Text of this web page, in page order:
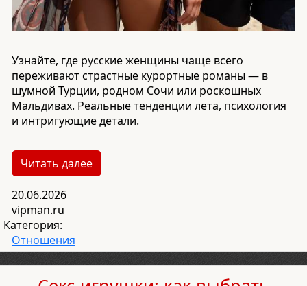
Узнайте, где русские женщины чаще всего
переживают страстные курортные романы — в
шумной Турции, родном Сочи или роскошных
Мальдивах. Реальные тенденции лета, психология
и интригующие детали.
Читать далее
20.06.2026
vipman.ru
Категория:
Отношения